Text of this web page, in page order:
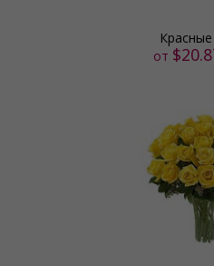
от